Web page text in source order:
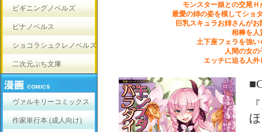
ビギニングノベルズ
ピナノベルス
ショコラシュクレノベルズ
二次元ぷち文庫
ヴァルキリーコミックス
作家単行本 (成人向け)
モンスター娘との交尾
最愛の姉の姿を模してショ
巨乳スキュラお姉さんが
相棒を人
土下座フェラを強
人間の女の
エッチに迫る人